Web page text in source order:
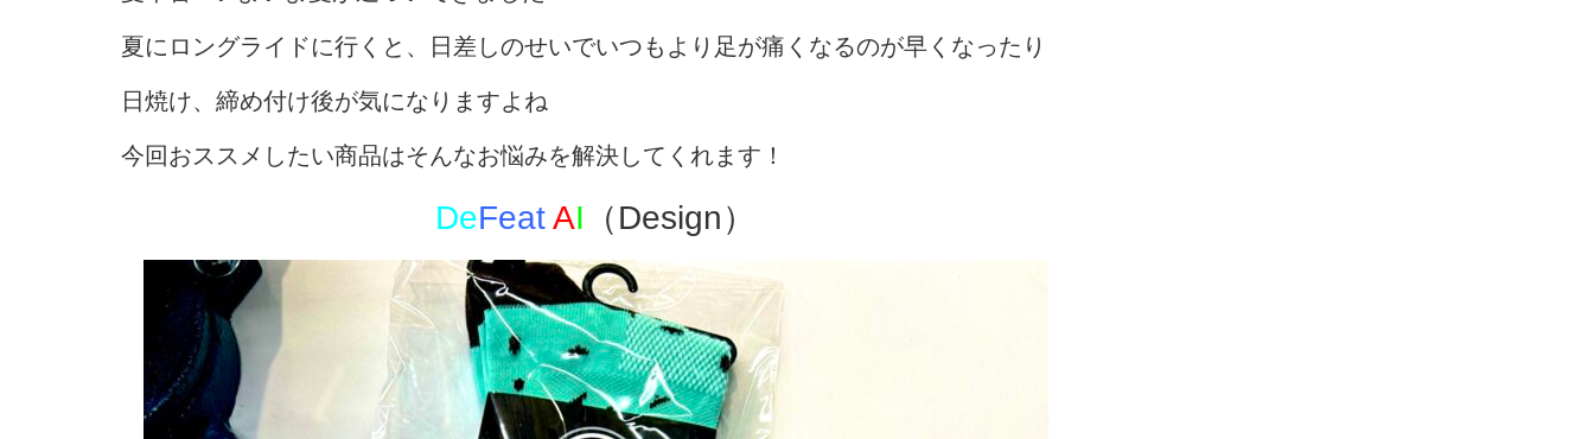
夏にロングライドに行くと、日差しのせいでいつもより足が痛くなるのが早くなったり
日焼け、締め付け後が気になりますよね
今回おススメしたい商品はそんなお悩みを解決してくれます！
DeFeatAI （Design）